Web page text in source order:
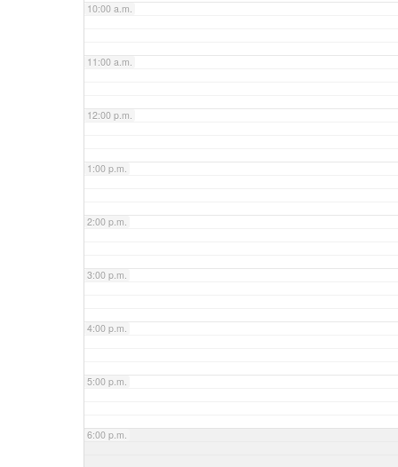
10:00 a.m.
11:00 a.m.
12:00 p.m.
1:00 p.m.
2:00 p.m.
3:00 p.m.
4:00 p.m.
5:00 p.m.
6:00 p.m.